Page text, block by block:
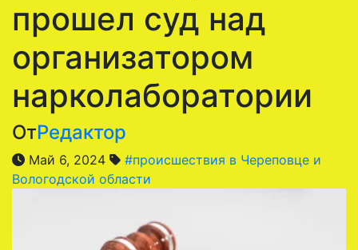
прошел суд над
организатором
нарколаборатории
ОтРедактор
Май 6, 2024
#происшествия в Череповце и
Вологодской области